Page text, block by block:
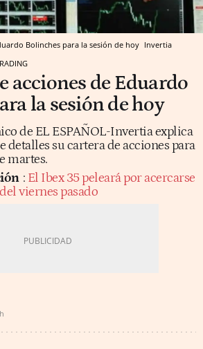
Bolinches para la sesión de hoy Invertia
acciones de Eduardo
la sesión de hoy
de EL ESPAÑOL-Invertia explica
detalles su cartera de acciones para
martes.
: El Ibex 35 peleará por acercarse
viernes pasado